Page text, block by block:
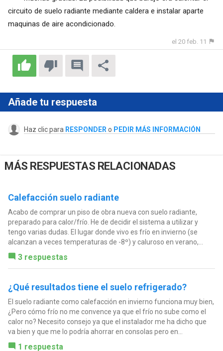
circuito de suelo radiante mediante caldera e instalar aparte
maquinas de aire acondicionado.
el 20 feb. 11
Añade tu respuesta
Haz clic para RESPONDER o PEDIR MÁS INFORMACIÓN
MÁS RESPUESTAS RELACIONADAS
Calefacción suelo radiante
Acabo de comprar un piso de obra nueva con suelo radiante,
preparado para calor/frío. He de decidir el sistema a utilizar y
tengo varias dudas. El lugar donde vivo es frío en invierno (se
alcanzan a veces temperaturas de -8º) y caluroso en verano,...
3 respuestas
¿Qué resultados tiene el suelo refrigerado?
El suelo radiante como calefacción en invierno funciona muy bien,
¿Pero cómo frío no me convence ya que el frío no sube como el
calor no? Necesito consejo ya que el instalador me ha dicho que
va bien y que me lo podría ahorrar en consolas pero en...
1 respuesta